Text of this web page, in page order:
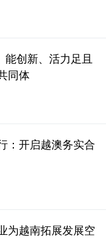
创新、活力足且
同体
：开启越澳务实合
为越南拓展发展空